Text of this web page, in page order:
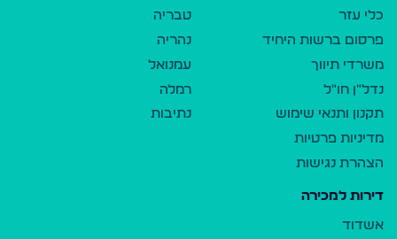
כלי עזר
פרסום ברשות היחיד
משרדי תיווך
נדל"ן חו"ל
תקנון ותנאי שימוש
מדיניות פרטיות
הצהרת נגישות
טבריה
נהריה
עמנואל
רמלה
נתיבות
דירות למכירה
אשדוד